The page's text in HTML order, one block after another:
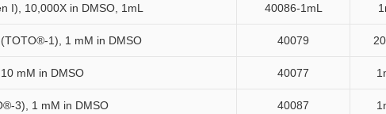
I), 10,000X in DMSO, 1mL 40086-1mL
1), 1 mM in DMSO 40079
mM in DMSO 40077
3), 1 mM in DMSO 40087